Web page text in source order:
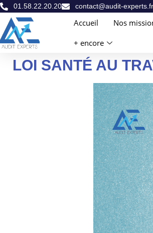
01.58.22.20.20 contact@audit-experts.fr
Accueil Nos
+ encore
LOI SANTÉ AU